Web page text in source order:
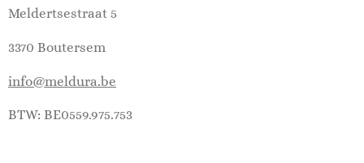
Meldertsestraat 5
3370 Boutersem
info@meldura.be
BTW: BE0559.975.753